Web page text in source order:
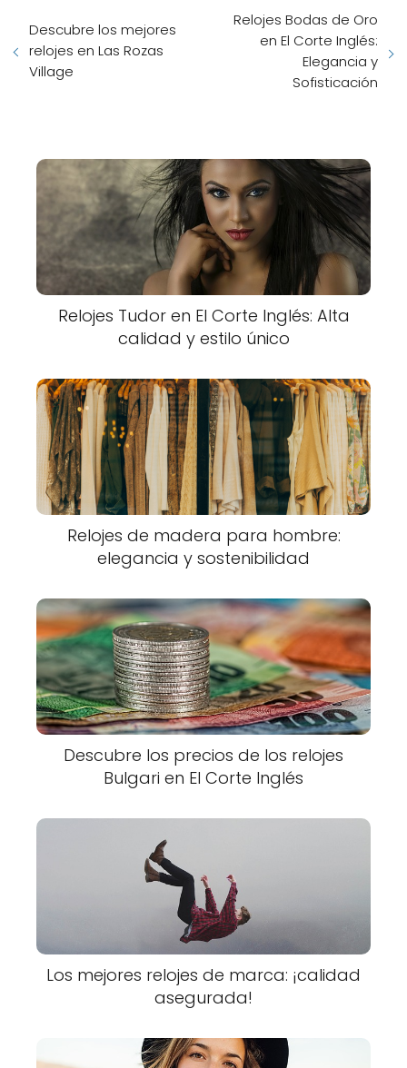
Descubre los mejores
relojes en Las Rozas
Village
Relojes Bodas de Oro
en El Corte Inglés:
Elegancia y
Sofisticación
Relojes Tudor en El Corte Inglés: Alta
calidad y estilo único
Relojes de madera para hombre:
elegancia y sostenibilidad
Descubre los precios de los relojes
Bulgari en El Corte Inglés
Los mejores relojes de marca: ¡calidad
asegurada!